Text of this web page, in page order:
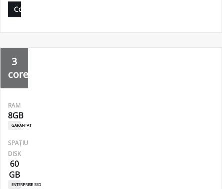
Comandă
3
core
RAM
8GB
garantat
SPAȚIU
DISK
60
GB
enterprise ssd